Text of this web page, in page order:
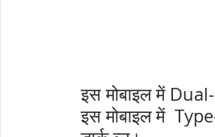
इस मोबाइल में
इस मोबाइल में